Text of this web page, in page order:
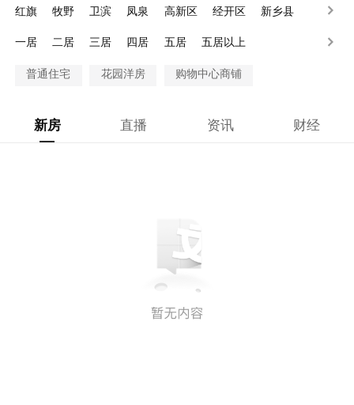
红旗 牧野 卫滨 凤泉 高新区 经开区
新乡县
一居
二居 三居 四居 五居 五居以上
普通住宅 花园洋房 购物中心商铺
新房 直播 资讯 财经